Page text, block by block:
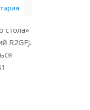
стола»
R2GFJ.